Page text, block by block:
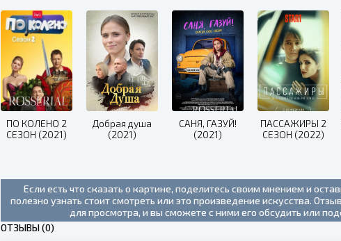
ПО КОЛЕНО 2
СЕЗОН (2021)
Добрая душа
(2021)
САНЯ, ГАЗУЙ!
(2021)
ПАССАЖИРЫ 2
СЕЗОН (2022)
Если есть что сказать о картине, поделитесь своим мнением и
полезно узнать стоит смотреть или это произведение искусства.
для просмотра, и вы сможете с ними его обсудить или
ОТЗЫВЫ (0)